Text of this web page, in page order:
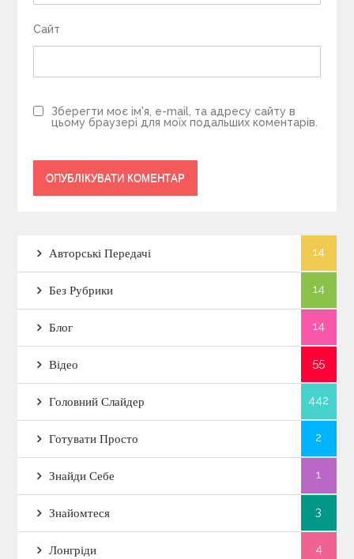
Сайт
Зберегти моє ім'я, e-mail, та адресу сайту в
цьому браузері для моїх подальших коментарів.
Авторські Передачі 14
Без Рубрики 14
Блог 14
Відео 55
Головний Слайдер 442
Готувати Просто 2
Знайди Себе 1
Знайомтеся 3
Лонгріди 4